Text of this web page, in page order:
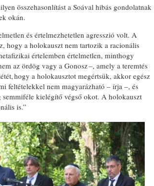
összehasonlítást a Soával hibás gondolatnak
okán.
és értelmezhetetlen agresszió volt. A
hogy a holokauszt nem tartozik a racionális
értelemben értelmetlen, minthogy
az ördög vagy a Gonosz –, amely a teremtés
hogy a holokausztot megértsük, akkor egész
feltételekkel nem magyarázható – írja –, és
semmiféle kielégítő végső okot. A holokauszt
is.”